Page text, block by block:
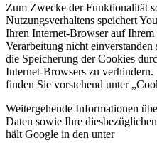
Zum Zwecke der Funktionalität
Nutzungsverhaltens speichert
Ihren Internet-Browser auf
Verarbeitung nicht
die Speicherung der Cookies
Internet-Browsers zu
finden Sie vorstehend unter
Weitergehende Informationen
Daten sowie Ihre
hält Google in den unter